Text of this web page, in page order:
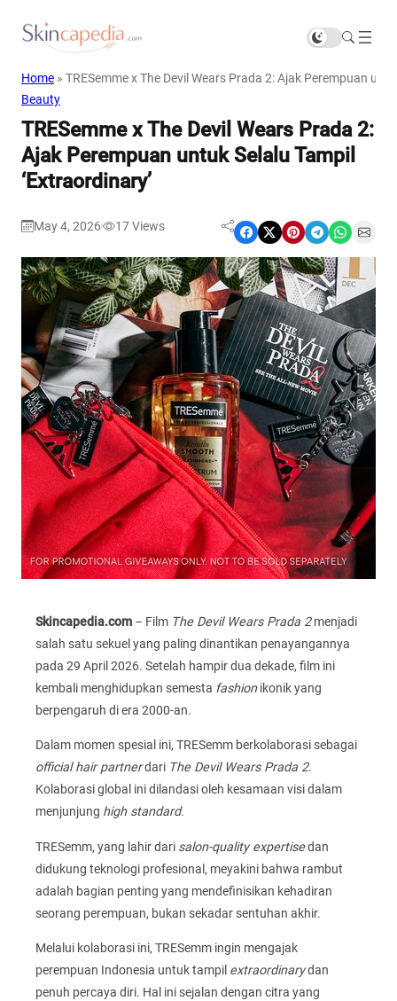
Home » TRESemme x The Devil Wears Prada 2: Ajak Perempuan
Beauty
TRESemme x The Devil Wears Prada 2:
Ajak Perempuan untuk Selalu Tampil
‘Extraordinary’
May 4, 2026 17Views Share on Facebook Share on X Share on Pinterest Share on Telegram Share on WhatsApp Share on Email
Skincapedia.com – Film The Devil Wears Prada 2menjadi
salah satu sekuel yang paling dinantikan penayangannya
pada 29 April 2026. Setelah hampir dua dekade, film ini
kembali menghidupkan semesta fashionikonik yang
berpengaruh di era 2000-an.
Dalam momen spesial ini, TRESemm berkolaborasi sebagai
official hair partnerdari The Devil Wears Prada 2.
Kolaborasi global ini dilandasi oleh kesamaan visi dalam
menjunjung high standard.
TRESemm, yang lahir dari salon-quality expertisedan
didukung teknologi profesional, meyakini bahwa rambut
adalah bagian penting yang mendefinisikan kehadiran
seorang perempuan, bukan sekadar sentuhan akhir.
Melalui kolaborasi ini, TRESemm ingin mengajak
perempuan Indonesia untuk tampil extraordinarydan
penuh percaya diri. Hal ini sejalan dengan citra yang